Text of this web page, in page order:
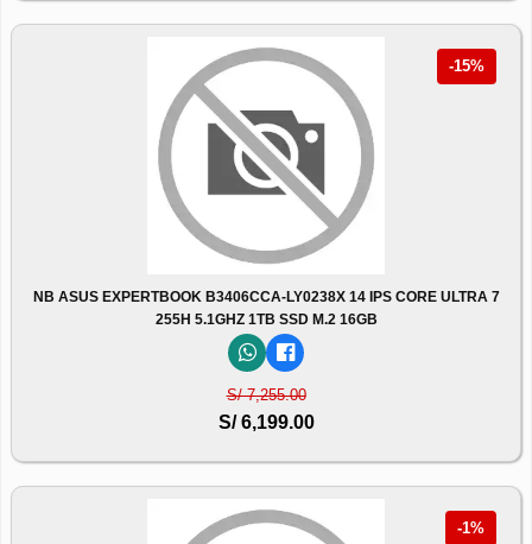
-15%
NB ASUS EXPERTBOOK B3406CCA-LY0238X 14 IPS CORE ULTRA 7
255H 5.1GHZ 1TB SSD M.2 16GB
S/ 7,255.00
S/ 6,199.00
-1%